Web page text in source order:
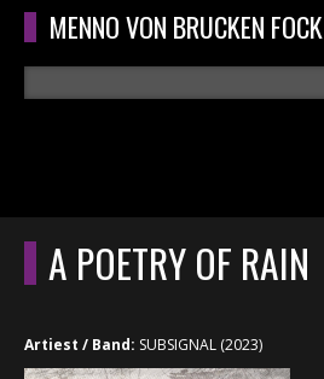
Overslaan en naar de algemene inhoud gaan
MENNO VON BRUCKEN FOCK
ZOEKVELD
HOOFDMENU HOME
CURRICULUM
RECENSIES
A POETRY OF RAIN
Artiest / Band: SUBSIGNAL (2023)